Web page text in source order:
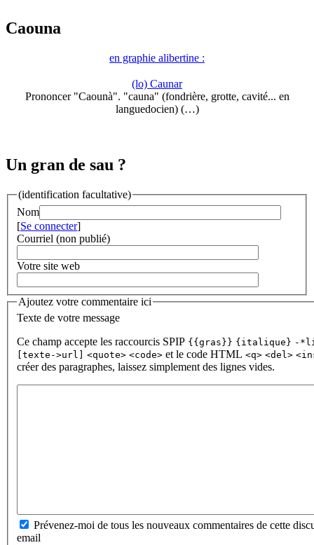
Caouna
en graphie alibertine :
(lo) Caunar
Prononcer "Caounà". "cauna" (fondrière, grotte, cavité... en
languedocien) (…)
Un gran de sau ?
(identification facultative)
Nom
[Se connecter]
Courriel (non publié)
Votre site web
Ajoutez votre commentaire ici
Texte de votre message
Ce champ accepte les raccourcis SPIP {{gras}} {italique} -
[texte->url]
<quote> <code> et le code HTML <q> <del>
créer des paragraphes, laissez simplement des lignes vides.
Prévenez-moi de tous les nouveaux commentaires de cette
email